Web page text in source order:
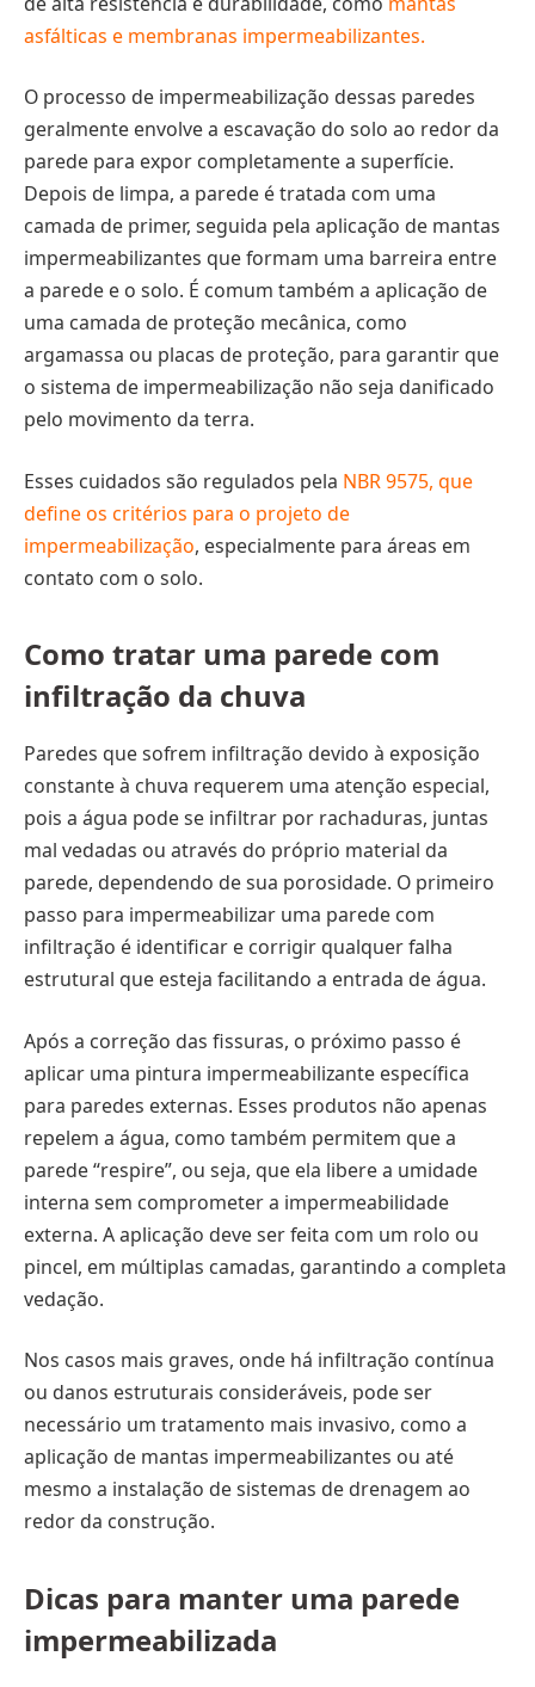
asfálticas e membranas impermeabilizantes.
O processo de impermeabilização dessas paredes
geralmente envolve a escavação do solo ao redor da
parede para expor completamente a superfície.
Depois de limpa, a parede é tratada com uma
camada de primer, seguida pela aplicação de mantas
impermeabilizantes que formam uma barreira entre
a parede e o solo. É comum também a aplicação de
uma camada de proteção mecânica, como
argamassa ou placas de proteção, para garantir que
o sistema de impermeabilização não seja danificado
pelo movimento da terra.
Esses cuidados são regulados pela NBR 9575, que
define os critérios para o projeto de
impermeabilização, especialmente para áreas em
contato com o solo.
Como tratar uma parede com
infiltração da chuva
Paredes que sofrem infiltração devido à exposição
constante à chuva requerem uma atenção especial,
pois a água pode se infiltrar por rachaduras, juntas
mal vedadas ou através do próprio material da
parede, dependendo de sua porosidade. O primeiro
passo para impermeabilizar uma parede com
infiltração é identificar e corrigir qualquer falha
estrutural que esteja facilitando a entrada de água.
Após a correção das fissuras, o próximo passo é
aplicar uma pintura impermeabilizante específica
para paredes externas. Esses produtos não apenas
repelem a água, como também permitem que a
parede “respire”, ou seja, que ela libere a umidade
interna sem comprometer a impermeabilidade
externa. A aplicação deve ser feita com um rolo ou
pincel, em múltiplas camadas, garantindo a completa
vedação.
Nos casos mais graves, onde há infiltração contínua
ou danos estruturais consideráveis, pode ser
necessário um tratamento mais invasivo, como a
aplicação de mantas impermeabilizantes ou até
mesmo a instalação de sistemas de drenagem ao
redor da construção.
Dicas para manter uma parede
impermeabilizada